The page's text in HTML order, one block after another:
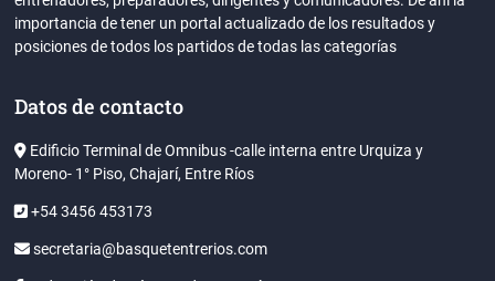
importancia de tener un portal actualizado de los resultados y
posiciones de todos los partidos de todas las categorías
Datos de contacto
Edificio Terminal de Omnibus -calle interna entre Urquiza y
Moreno- 1° Piso, Chajarí, Entre Ríos
+54 3456 453173
secretaria@basquetentrerios.com